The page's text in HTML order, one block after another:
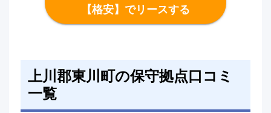
【格安】でリースする
上川郡東川町の保守拠点口コミ
一覧